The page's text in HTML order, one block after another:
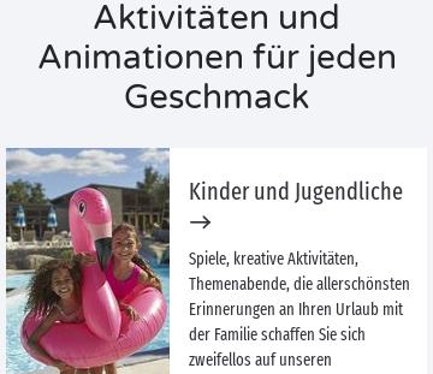
Aktivitäten und
Animationen für jeden
Geschmack
Kinder und Jugendliche
Spiele, kreative Aktivitäten,
Themenabende, die allerschönsten
Erinnerungen an Ihren Urlaub mit
der Familie schaffen Sie sich
zweifellos auf unseren